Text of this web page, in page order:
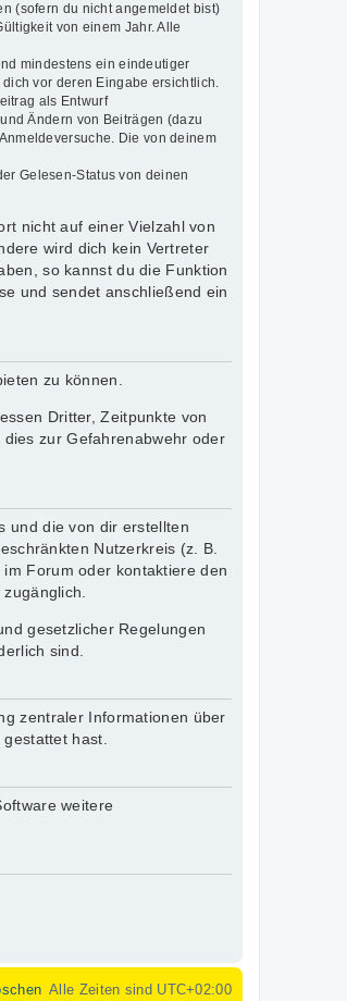
(sofern du nicht angemeldet bist)
von einem Jahr. Alle
mindestens ein eindeutiger
vor deren Eingabe ersichtlich.
als Entwurf
Ändern von Beiträgen (dazu
Die von deinem
Gelesen-Status von deinen
nicht auf einer Vielzahl von
wird dich kein Vertreter
so kannst du die Funktion
und sendet anschließend ein
zu können.
Dritter, Zeitpunkte von
zur Gefahrenabwehr oder
und die von dir erstellten
Nutzerkreis (z. B.
Forum oder kontaktiere den
gesetzlicher Regelungen
sind.
zentraler Informationen über
hast.
weitere
Alle Zeiten sind UTC+02:00